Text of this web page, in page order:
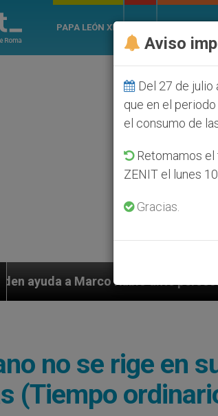
PAPA LEÓN XIV
ante persecución de colonos
no se rige en
(Tiempo
Aviso
Del 27 de julio
que en el
el consumo de
Retomamos el
ZENIT el lunes
Gracias.